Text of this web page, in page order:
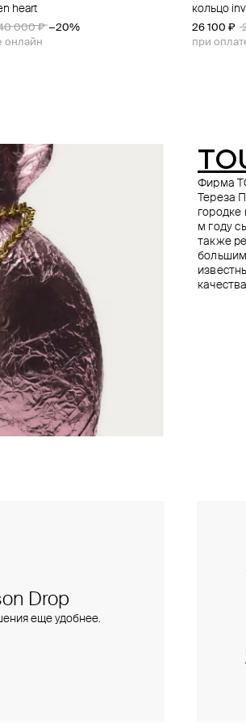
heart
000 ₽ −20%
онлайн
кольцо
26 100 ₽
при
из золота с топазом
000 ₽ −10%
онлайн
кольцо
41 100 ₽
400 ₽ −20%
онлайн
кольцо
39 300 ₽
шпинель черная
000 ₽ −10%
онлайн
кольцо
36 900 ₽
Фирма
Тереза
городке
м году
также
Drop
еще удобнее.